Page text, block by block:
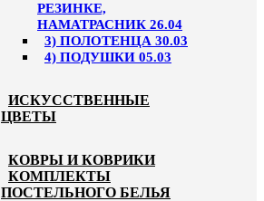
РЕЗИНКЕ,
НАМАТРАСНИК 26.04
3) ПОЛОТЕНЦА 30.03
4) ПОДУШКИ 05.03
ИСКУССТВЕННЫЕ
ЦВЕТЫ
КОВРЫ И КОВРИКИ
КОМПЛЕКТЫ
ПОСТЕЛЬНОГО БЕЛЬЯ